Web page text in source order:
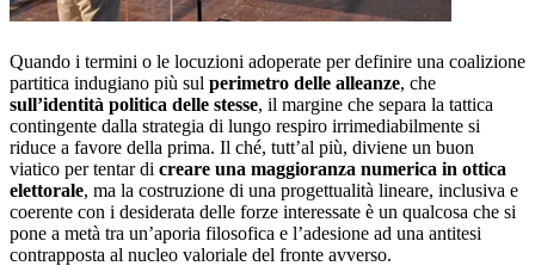
Quando i termini o le locuzioni adoperate per definire una coalizione
partitica indugiano più sul perimetro delle alleanze, che
sull’identità politica delle stesse, il margine che separa la tattica
contingente dalla strategia di lungo respiro irrimediabilmente si
riduce a favore della prima. Il ché, tutt’al più, diviene un buon
viatico per tentar di creare una maggioranza numerica in ottica
elettorale, ma la costruzione di una progettualità lineare, inclusiva e
coerente con i desiderata delle forze interessate è un qualcosa che si
pone a metà tra un’aporia filosofica e l’adesione ad una antitesi
contrapposta al nucleo valoriale del fronte avverso.